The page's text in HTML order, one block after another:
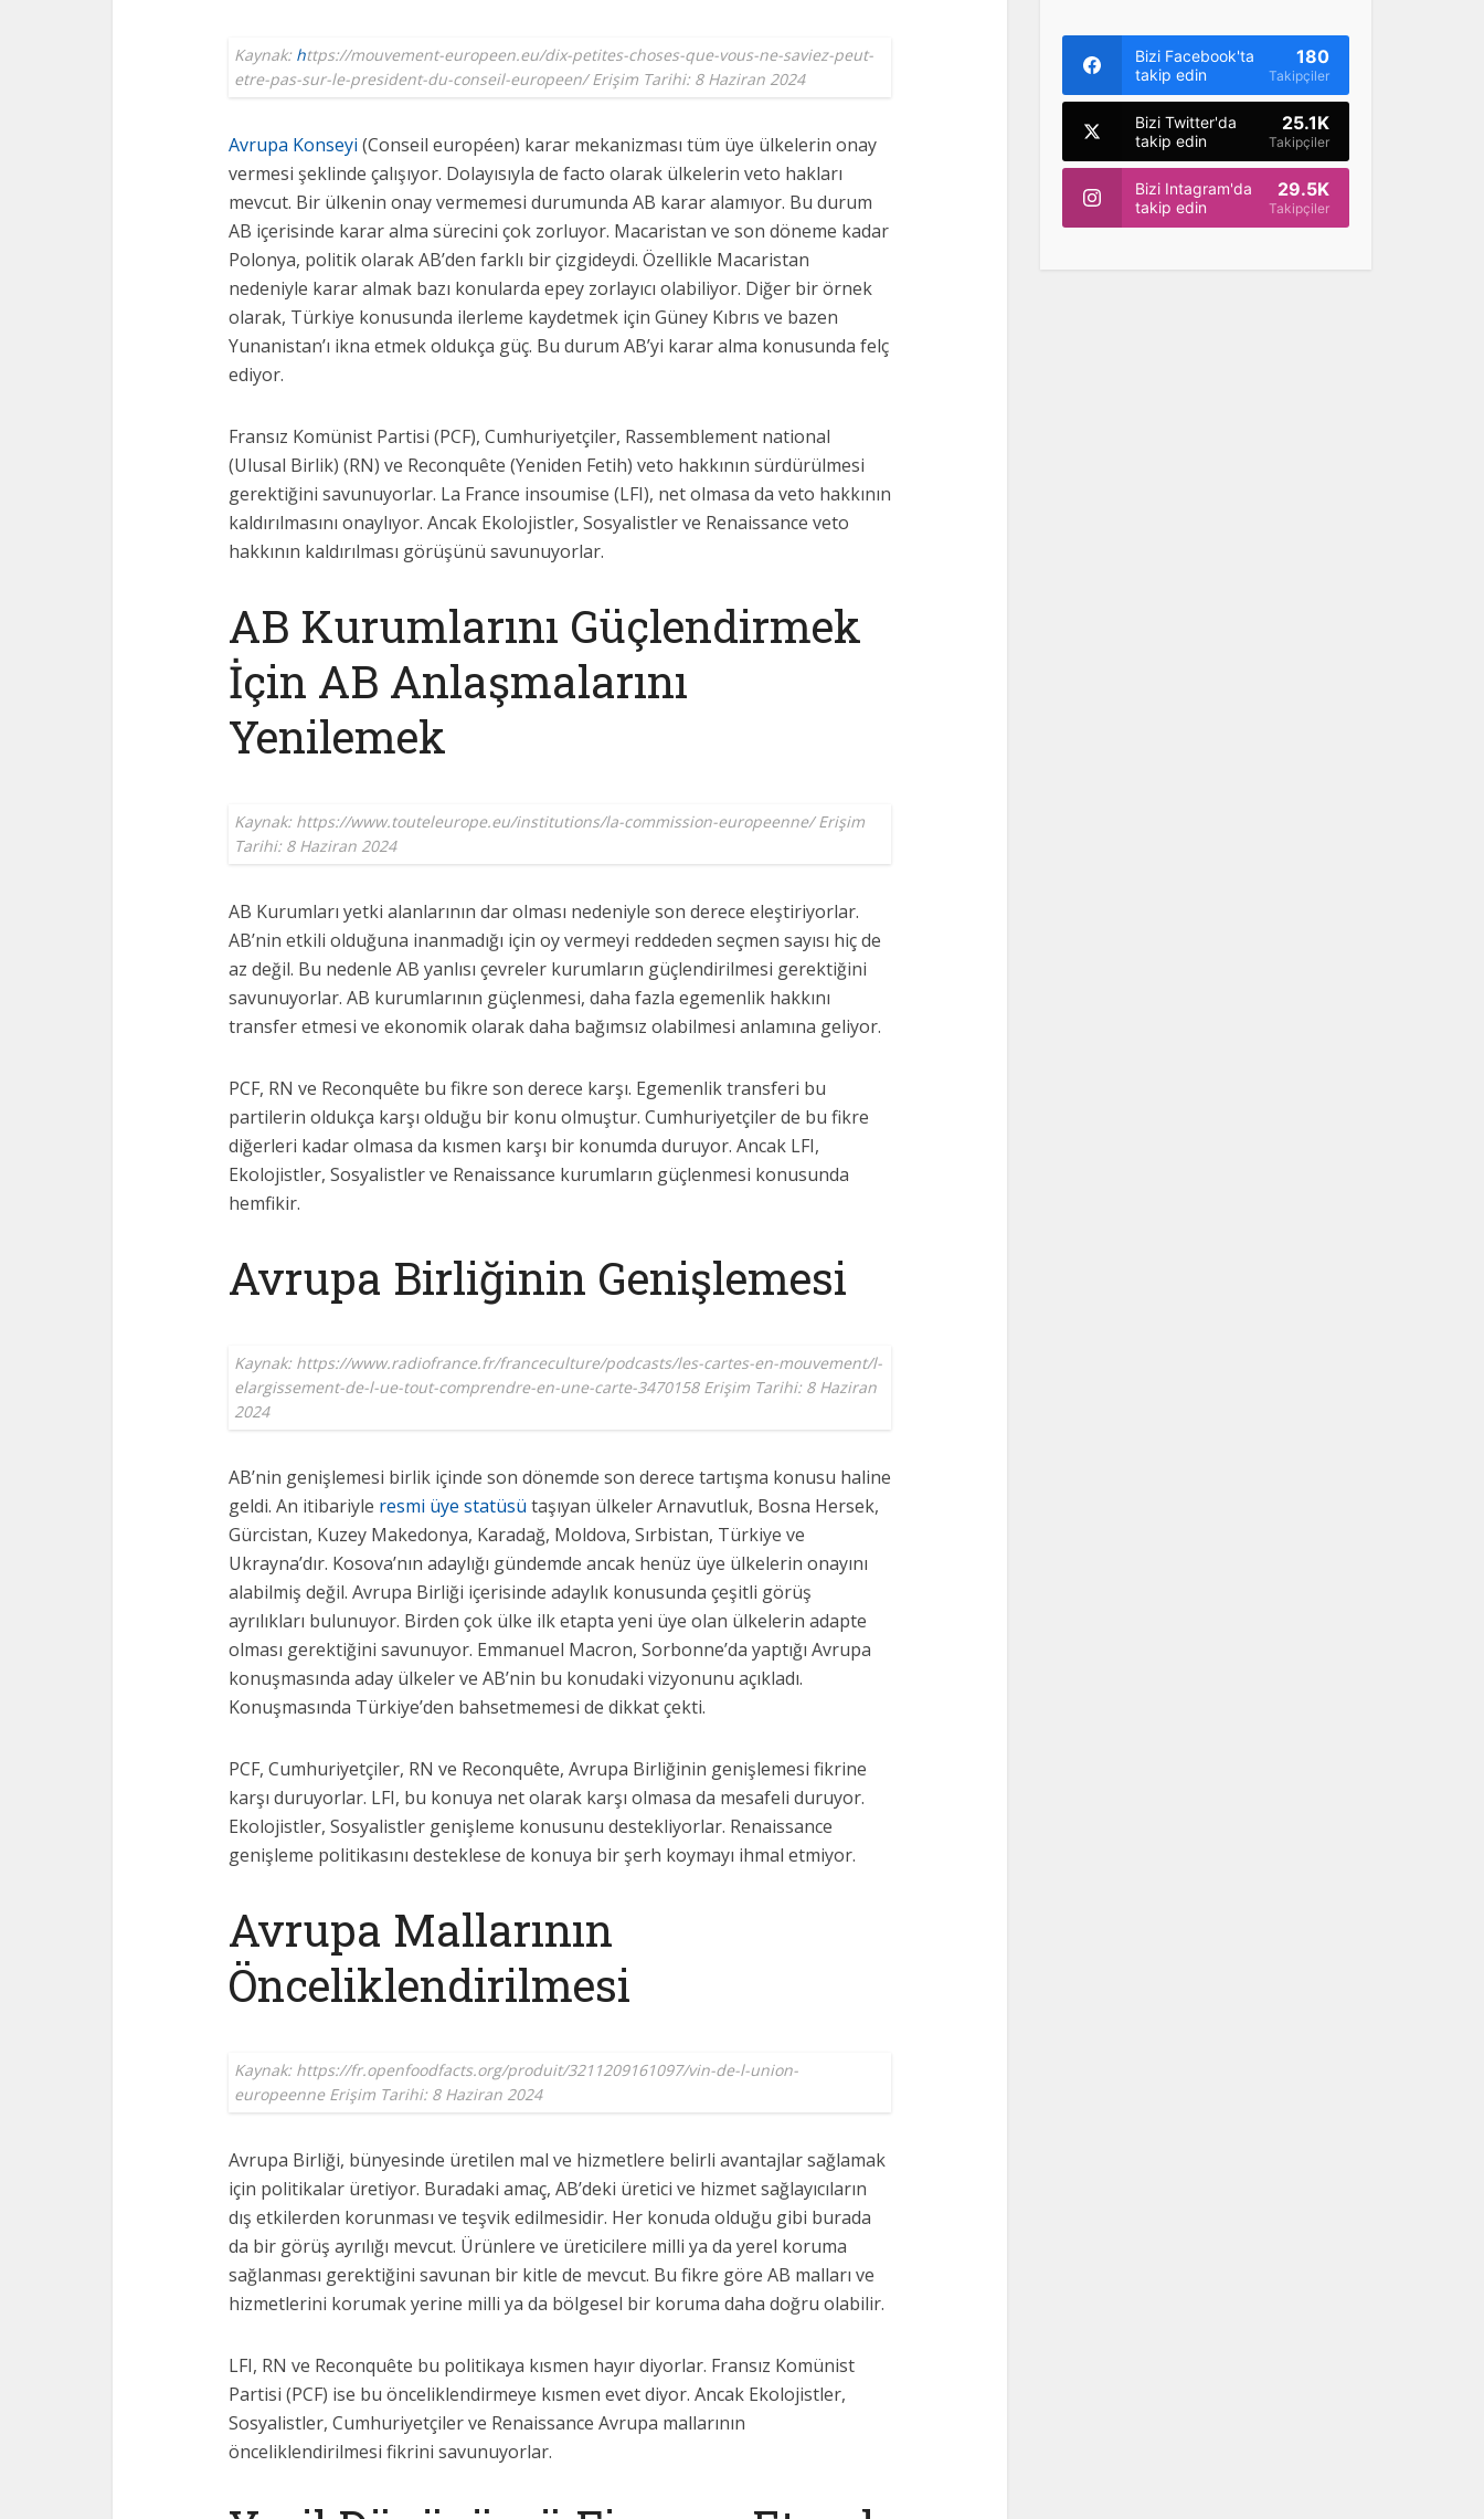
Kaynak: https://mouvement-europeen.eu/dix-petites-choses-que-vous-ne-saviez-peut-
etre-pas-sur-le-president-du-conseil-europeen/ Erişim Tarihi: 8 Haziran 2024
Avrupa Konseyi (Conseil européen) karar mekanizması tüm üye ülkelerin onay
vermesi şeklinde çalışıyor. Dolayısıyla de facto olarak ülkelerin veto hakları
mevcut. Bir ülkenin onay vermemesi durumunda AB karar alamıyor. Bu durum
AB içerisinde karar alma sürecini çok zorluyor. Macaristan ve son döneme kadar
Polonya, politik olarak AB’den farklı bir çizgideydi. Özellikle Macaristan
nedeniyle karar almak bazı konularda epey zorlayıcı olabiliyor. Diğer bir örnek
olarak, Türkiye konusunda ilerleme kaydetmek için Güney Kıbrıs ve bazen
Yunanistan’ı ikna etmek oldukça güç. Bu durum AB’yi karar alma konusunda felç
ediyor.
Fransız Komünist Partisi (PCF), Cumhuriyetçiler, Rassemblement national
(Ulusal Birlik) (RN) ve Reconquête (Yeniden Fetih) veto hakkının sürdürülmesi
gerektiğini savunuyorlar. La France insoumise (LFI), net olmasa da veto hakkının
kaldırılmasını onaylıyor. Ancak Ekolojistler, Sosyalistler ve Renaissance veto
hakkının kaldırılması görüşünü savunuyorlar.
AB Kurumlarını Güçlendirmek
İçin AB Anlaşmalarını
Yenilemek
Kaynak: https://www.touteleurope.eu/institutions/la-commission-europeenne/ Erişim
Tarihi: 8 Haziran 2024
AB Kurumları yetki alanlarının dar olması nedeniyle son derece eleştiriyorlar.
AB’nin etkili olduğuna inanmadığı için oy vermeyi reddeden seçmen sayısı hiç de
az değil. Bu nedenle AB yanlısı çevreler kurumların güçlendirilmesi gerektiğini
savunuyorlar. AB kurumlarının güçlenmesi, daha fazla egemenlik hakkını
transfer etmesi ve ekonomik olarak daha bağımsız olabilmesi anlamına geliyor.
PCF, RN ve Reconquête bu fikre son derece karşı. Egemenlik transferi bu
partilerin oldukça karşı olduğu bir konu olmuştur. Cumhuriyetçiler de bu fikre
diğerleri kadar olmasa da kısmen karşı bir konumda duruyor. Ancak LFI,
Ekolojistler, Sosyalistler ve Renaissance kurumların güçlenmesi konusunda
hemfikir.
Avrupa Birliğinin Genişlemesi
Kaynak: https://www.radiofrance.fr/franceculture/podcasts/les-cartes-en-mouvement/l-
elargissement-de-l-ue-tout-comprendre-en-une-carte-3470158 Erişim Tarihi: 8 Haziran
2024
AB’nin genişlemesi birlik içinde son dönemde son derece tartışma konusu haline
geldi. An itibariyle resmi üye statüsü taşıyan ülkeler Arnavutluk, Bosna Hersek,
Gürcistan, Kuzey Makedonya, Karadağ, Moldova, Sırbistan, Türkiye ve
Ukrayna’dır. Kosova’nın adaylığı gündemde ancak henüz üye ülkelerin onayını
alabilmiş değil. Avrupa Birliği içerisinde adaylık konusunda çeşitli görüş
ayrılıkları bulunuyor. Birden çok ülke ilk etapta yeni üye olan ülkelerin adapte
olması gerektiğini savunuyor. Emmanuel Macron, Sorbonne’da yaptığı Avrupa
konuşmasında aday ülkeler ve AB’nin bu konudaki vizyonunu açıkladı.
Konuşmasında Türkiye’den bahsetmemesi de dikkat çekti.
PCF, Cumhuriyetçiler, RN ve Reconquête, Avrupa Birliğinin genişlemesi fikrine
karşı duruyorlar. LFI, bu konuya net olarak karşı olmasa da mesafeli duruyor.
Ekolojistler, Sosyalistler genişleme konusunu destekliyorlar. Renaissance
genişleme politikasını desteklese de konuya bir şerh koymayı ihmal etmiyor.
Avrupa Mallarının
Önceliklendirilmesi
Kaynak: https://fr.openfoodfacts.org/produit/3211209161097/vin-de-l-union-
europeenne Erişim Tarihi: 8 Haziran 2024
Avrupa Birliği, bünyesinde üretilen mal ve hizmetlere belirli avantajlar sağlamak
için politikalar üretiyor. Buradaki amaç, AB’deki üretici ve hizmet sağlayıcıların
dış etkilerden korunması ve teşvik edilmesidir. Her konuda olduğu gibi burada
da bir görüş ayrılığı mevcut. Ürünlere ve üreticilere milli ya da yerel koruma
sağlanması gerektiğini savunan bir kitle de mevcut. Bu fikre göre AB malları ve
hizmetlerini korumak yerine milli ya da bölgesel bir koruma daha doğru olabilir.
LFI, RN ve Reconquête bu politikaya kısmen hayır diyorlar. Fransız Komünist
Partisi (PCF) ise bu önceliklendirmeye kısmen evet diyor. Ancak Ekolojistler,
Sosyalistler, Cumhuriyetçiler ve Renaissance Avrupa mallarının
önceliklendirilmesi fikrini savunuyorlar.
Bizi Facebook'ta
takip edin
180
Takipçiler
Bizi Twitter'da
takip edin
25.1K
Takipçiler
Bizi Intagram'da
takip edin
29.5K
Takipçiler